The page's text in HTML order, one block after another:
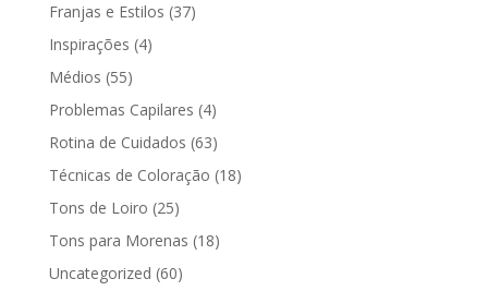
Franjas e Estilos (37)
Inspirações (4)
Médios (55)
Problemas Capilares (4)
Rotina de Cuidados (63)
Técnicas de Coloração (18)
Tons de Loiro (25)
Tons para Morenas (18)
Uncategorized (60)